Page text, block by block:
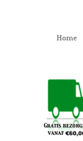
Home